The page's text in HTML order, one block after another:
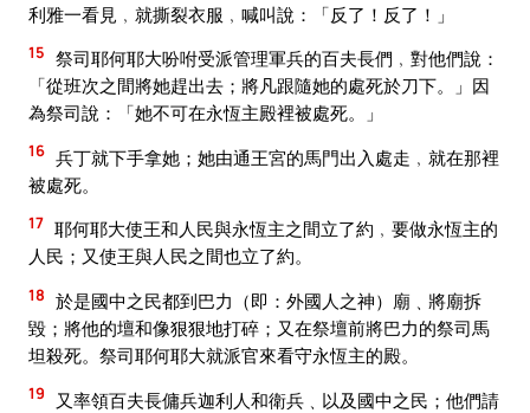
利雅一看見﹐就撕裂衣服﹐喊叫說：「反了！反了！」
15 祭司耶何耶大吩咐受派管理軍兵的百夫長們﹐對他們說：
「從班次之間將她趕出去；將凡跟隨她的處死於刀下。」因
為祭司說：「她不可在永恆主殿裡被處死。」
16 兵丁就下手拿她；她由通王宮的馬門出入處走﹐就在那裡
被處死。
17 耶何耶大使王和人民與永恆主之間立了約﹐要做永恆主的
人民；又使王與人民之間也立了約。
18 於是國中之民都到巴力（即：外國人之神）廟﹑將廟拆
毀；將他的壇和像狠狠地打碎；又在祭壇前將巴力的祭司馬
坦殺死。祭司耶何耶大就派官來看守永恆主的殿。
19
又率領百夫長傭兵迦利人和衛兵﹑以及國中之民；他們請